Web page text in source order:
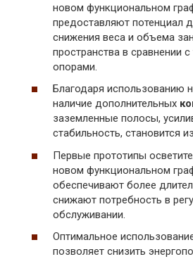
новом функциональном
предоставляют потенциал
снижения веса и объема
пространства в сравнении
опорами.
Благодаря использованию
наличие дополнительных
заземленные полосы,
стабильность, становится
Первые прототипы
новом функциональном
обеспечивают более
снижают потребность в
обслуживании.
Оптимальное
позволяет снизить